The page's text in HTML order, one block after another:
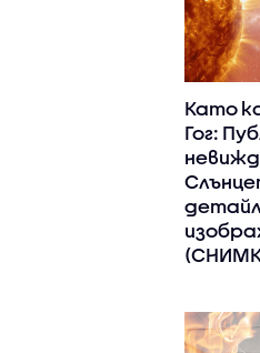
Като
Гог: